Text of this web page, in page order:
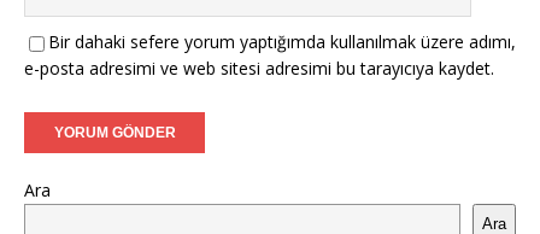
Bir dahaki sefere yorum yaptığımda kullanılmak üzere adımı,
e-posta adresimi ve web sitesi adresimi bu tarayıcıya kaydet.
Ara
Ara